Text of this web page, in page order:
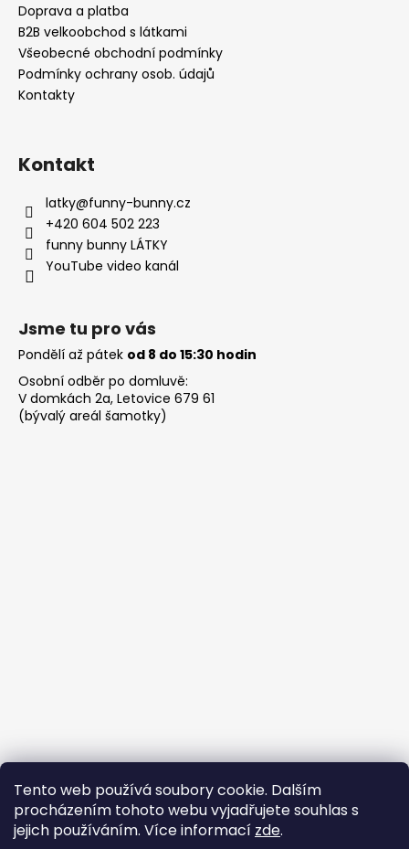
Tento web používá soubory cookie. Dalším
procházením tohoto webu vyjadřujete souhlas s
jejich používáním. Více informací zde.
Doprava a platba
B2B velkoobchod s látkami
Všeobecné obchodní podmínky
Podmínky ochrany osob. údajů
Kontakty
Kontakt
latky@funny-bunny.cz
+420 604 502 223
funny bunny LÁTKY
YouTube video kanál
Jsme tu pro vás
Pondělí až pátek od 8 do 15:30 hodin
Osobní odběr po domluvě:
V domkách 2a, Letovice 679 61
(bývalý areál šamotky)
Buďte členem FB skupiny